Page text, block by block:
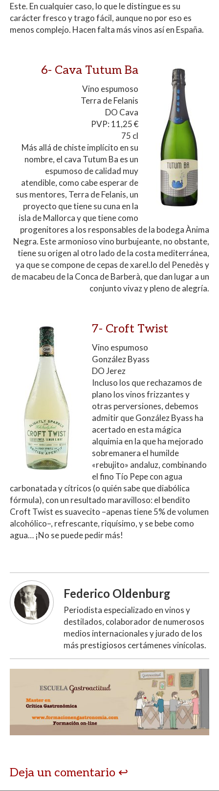
Este. En cualquier caso, lo que le distingue es su
carácter fresco y trago fácil, aunque no por eso es
menos complejo. Hacen falta más vinos así en España.
6- Cava Tutum Ba
Vino espumoso
Terra de Felanis
DO Cava
PVP: 11,25 €
75 cl
Más allá de chiste implícito en su
nombre, el cava Tutum Ba es un
espumoso de calidad muy
atendible, como cabe esperar de
sus mentores, Terra de Felanis, un
proyecto que tiene su cuna en la
isla de Mallorca y que tiene como
progenitores a los responsables de la bodega Ànima
Negra. Este armonioso vino burbujeante, no obstante,
tiene su origen al otro lado de la costa mediterránea,
ya que se compone de cepas de xarel.lo del Penedès y
de macabeu de la Conca de Barberà, que dan lugar a un
conjunto vivaz y pleno de alegría.
7- Croft Twist
Vino espumoso
González Byass
DO Jerez
Incluso los que rechazamos de
plano los vinos frizzantes y
otras perversiones, debemos
admitir que González Byass ha
acertado en esta mágica
alquimia en la que ha mejorado
sobremanera el humilde
«rebujito» andaluz, combinando
el fino Tío Pepe con agua
carbonatada y cítricos (o quién sabe que diabólica
fórmula), con un resultado maravilloso: el bendito
Croft Twist es suavecito –apenas tiene 5% de volumen
alcohólico–, refrescante, riquísimo, y se bebe como
agua… ¡No se puede pedir más!
Federico Oldenburg
Periodista especializado en vinos y
destilados, colaborador de numerosos
medios internacionales y jurado de los
más prestigiosos certámenes vinícolas.
Deja un comentario